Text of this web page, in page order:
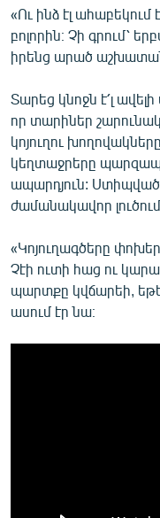
«Ու ինձ էլ
բոլորին։ Չի գրում՝
իրենց արած
Տարեց կնոջն է՛լ
որ տարիներ
կոյուղու
կեղտաջրերը
ապարդյուն: Ստիպված
ժամանակավոր
«Կոյուղագծերը
Չէի ուտի հաց ու
պարտքը կվճարեի,
ասում էր նա։